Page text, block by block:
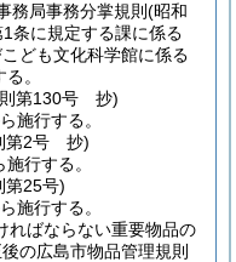
務局事務分掌規則 (昭和
1条に規定する課に係る
ども文化科学館に係る
。
第130号 抄)
施行する。
第2号 抄)
行する。
第25号)
施行する。
ればならない重要物品の
の広島市物品管理規則